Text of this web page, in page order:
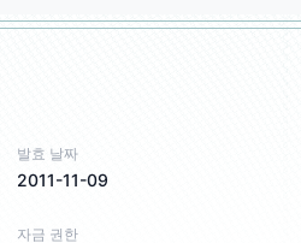
발효 날짜
2011-11-09
자금 권한